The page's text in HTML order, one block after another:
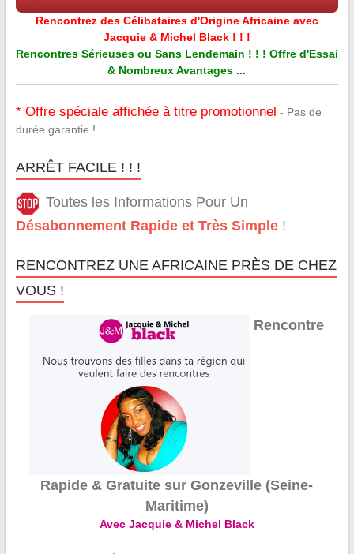
Rencontrez des Célibataires d'Origine Africaine avec
Jacquie & Michel Black ! ! !
Rencontres Sérieuses ou Sans Lendemain ! ! ! Offre d'Essai
& Nombreux Avantages ...
* Offre spéciale affichée à titre promotionnel - Pas de
durée garantie !
ARRÊT FACILE ! ! !
Toutes les Informations Pour Un
Désabonnement Rapide et Très Simple!
RENCONTREZ UNE AFRICAINE PRÈS DE CHEZ
VOUS !
Rencontre
Rapide & Gratuite sur Gonzeville (Seine-
Maritime)
Avec Jacquie & Michel Black